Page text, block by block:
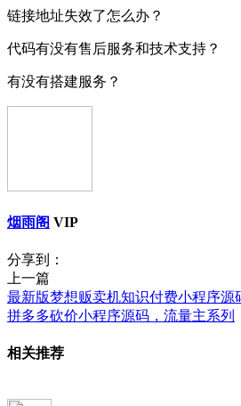
链接地址失效了怎么办？
代码有没有售后服务和技术支持？
有没有搭建服务？
烟雨阁 VIP
分享到：
上一篇
最新版梦想贩卖机知识付费小程序源
拼多多砍价小程序源码，流量主系列
相关推荐